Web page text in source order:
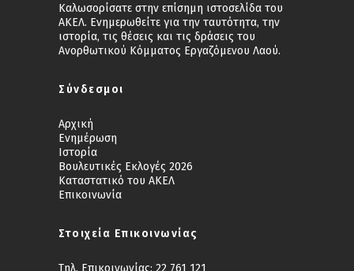
Καλωσορίσατε στην επίσημη ιστοσελίδα του
ΑΚΕΛ. Ενημερωθείτε για την ταυτότητα, την
ιστορία, τις θέσεις και τις δράσεις του
Ανορθωτικού Κόμματος Εργαζόμενου Λαού.
Σύνδεσμοι
Αρχική
Ενημέρωση
Ιστορία
Βουλευτικές Εκλογές 2026
Καταστατικό του ΑΚΕΛ
Επικοινωνία
Στοιχεία Επικοινωνίας
Τηλ. Επικοινωνίας: 22 761 121